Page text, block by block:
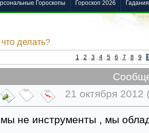
делать?
1 . 2 . 3 . 4 . 5 . 6 . 7 . 8 . 9 .
21 октября 2012
мы не инструменты , мы
Гороскопы Гороскоп 2026 Гадания